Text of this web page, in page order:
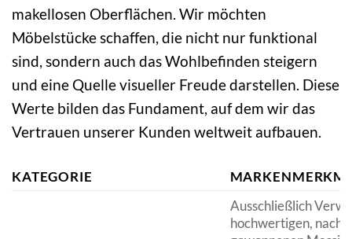
makellosen Oberflächen. Wir möchten
Möbelstücke schaffen, die nicht nur funktional
sind, sondern auch das Wohlbefinden steigern
und eine Quelle visueller Freude darstellen. Diese
Werte bilden das Fundament, auf dem wir das
Vertrauen unserer Kunden weltweit aufbauen.
KATEGORIE
Ausschließlich
hochwertigen,